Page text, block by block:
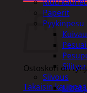
Ostoskori
Ostoskori on
Takaisin
Paperit
Pyykinpesu
Siivous
Liinat